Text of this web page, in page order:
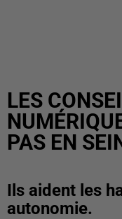
LES
PAS EN
Ils aident les
autonomie.